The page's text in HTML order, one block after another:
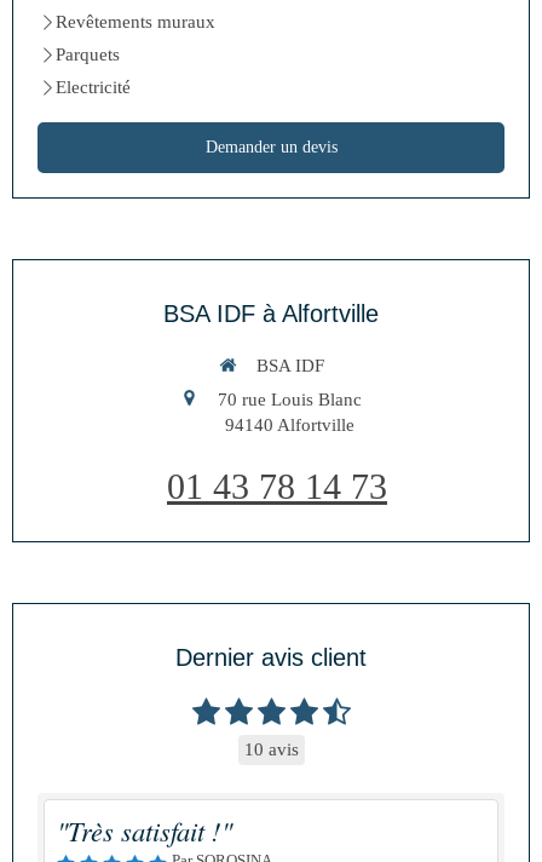
Revêtements muraux
Parquets
Electricité
Demander un devis
BSA IDF à Alfortville
BSA IDF
70 rue Louis Blanc
94140 Alfortville
01 43 78 14 73
Dernier avis client
10 avis
"Très satisfait !"